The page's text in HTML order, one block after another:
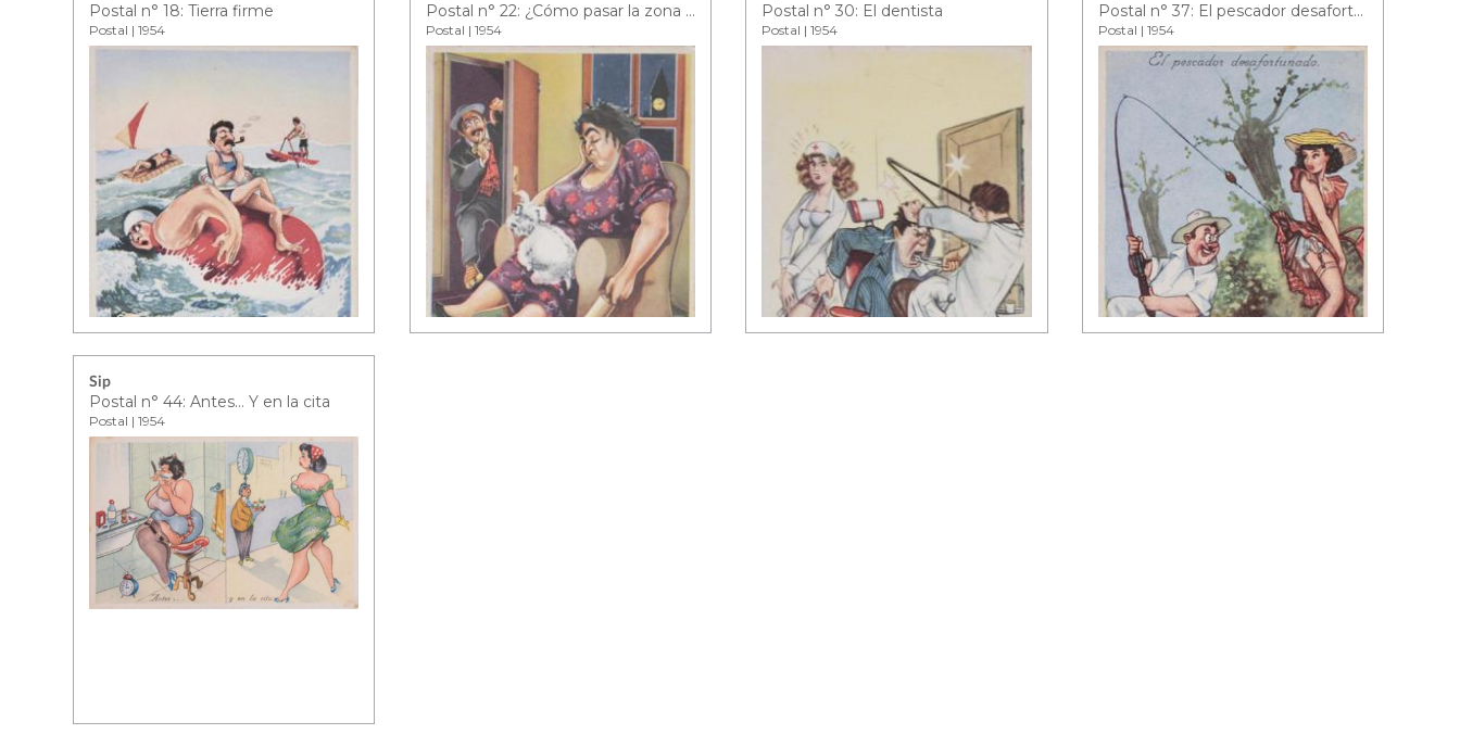
Postal n° 18: Tierra firme
Postal | 1954
Postal n° 22: ¿Cómo pasar la zona de peligro?
Postal | 1954
Postal n° 30: El dentista
Postal | 1954
Postal n° 37: El pescador desafortunado
Postal | 1954
Sip
Postal n° 44: Antes… Y en la cita
Postal | 1954